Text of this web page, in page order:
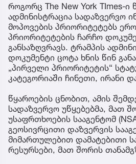
როგორც The New York TImes-ი
ადმინისტრაცია სადაზვერვო
მოპოვების პრიორიტეტებს
პრიორიტეტების ჩარჩო
განსაზღვრავს. ტრამპის
დოკუმენტი ცოტა ხნის წინ
„პირველი პრიორიტეტის“
კატეგორიაში ჩინეთი, ირანი
წყაროების ცნობით, ამის
სადაზვერვო უწყებებმა, მათ
უსაფრთხოების სააგენტომ
გეოსივრცითი დაზვერვის
მიმართულებით დამატებითი
რესურსები, მათ შორის